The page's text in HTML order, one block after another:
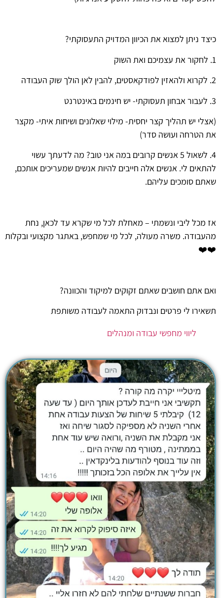
כיצד ניתן למצוא את הכיוון המדויק התעסוקתי?
1. לחקור את עצמיכם ואת השוק
2. לקרוא ולהאזין לפודקאסטים, להבין לאן הולך שוק העבודה
3. לעבור אבחון תעסוקתי- יש חינמים באינטרנט
(אצלי יש תהליך קצר יחסית- מילוי שאלונים ושיחות איתי- מקצר
את הטרחה ועושה סדר)
4. לשאול 5 אנשים קרובים במה אני טוב? מה לדעתך עשוי
להתאים לי. אנשים אלה חייבים להיות אנשים שמעריכים אותכם,
שאתם סומכים עליהם.
אז מכל ליבי ונשמתי – מאחלת לכל מי שקרא עד לכאן, נחת
מהעבודה. משרה מעולה, לכל מי שמחפש, באתגר מקצועי ובקלות
❤️❤️
ואם אתם חושבים שאתם זקוקים למיקוד והכוונה?
תשאירו לי פרטים ונבדוק התאמה לעבודה משותפת
ליווי מחפשי עבודה ומנהלים